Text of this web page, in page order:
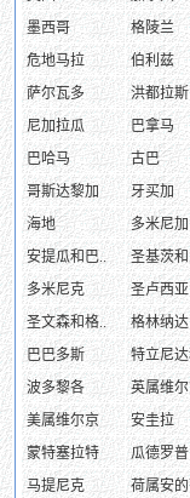
墨西哥
格陵兰
危地马拉
伯利兹
萨尔瓦多
洪都拉斯
尼加拉瓜
巴拿马
巴哈马
古巴
哥斯达黎加
牙买加
海地
多米尼加
安提瓜和巴..
圣基茨
多米尼克
圣卢西亚
圣文森和格..
格林纳达
巴巴多斯
特立尼
波多黎各
英属维
美属维尔京
安圭拉
蒙特塞拉特
瓜德罗普
马提尼克
荷属安